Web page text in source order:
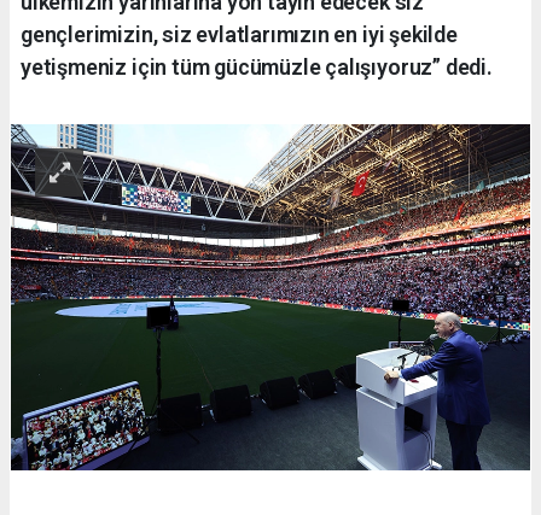
gençlerimizin, siz evlatlarımızın en iyi şekilde
yetişmeniz için tüm gücümüzle çalışıyoruz” dedi.